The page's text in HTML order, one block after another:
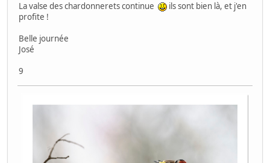
La valse des chardonnerets continue
ils sont bien là, et j'en
profite !
Belle journée
José
9